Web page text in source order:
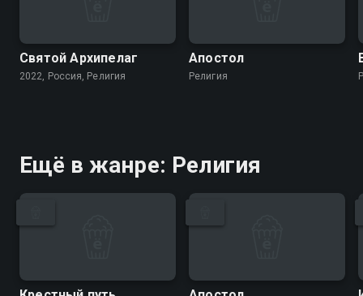
Святой Архипелаг
2022, Россия, Религия
Апостол
Религия
Ещё в жанре: Религия